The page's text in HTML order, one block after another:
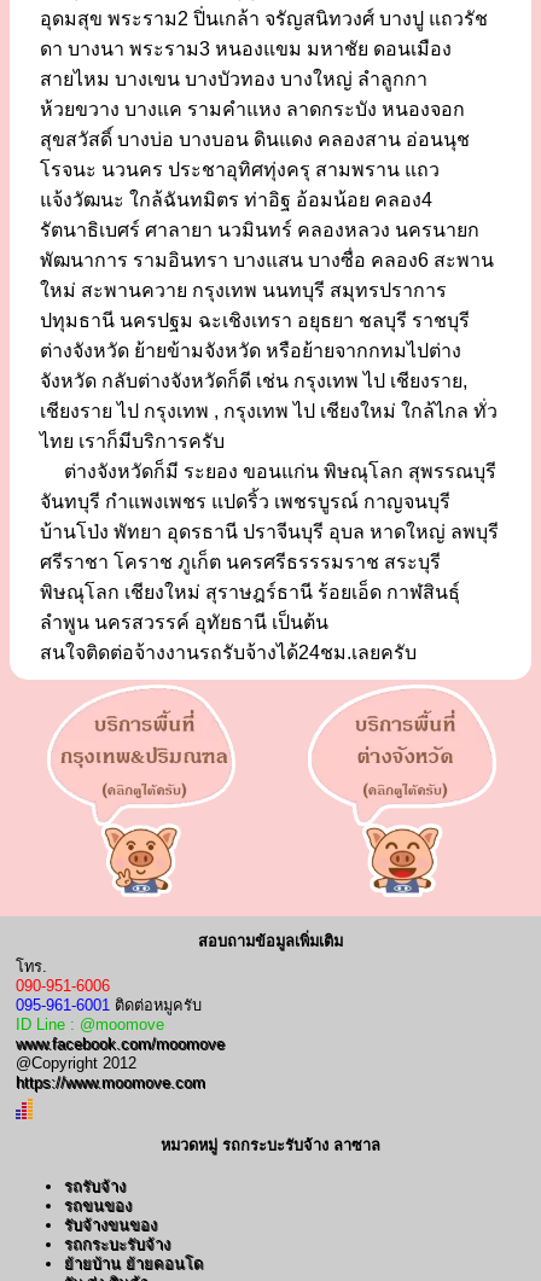
อุดมสุข พระราม2 ปิ่นเกล้า จรัญสนิทวงศ์ บางปู แถวรัช
ดา บางนา พระราม3 หนองแขม มหาชัย ดอนเมือง
สายไหม บางเขน บางบัวทอง บางใหญ่ ลำลูกกา
ห้วยขวาง บางแค รามคำแหง ลาดกระบัง หนองจอก
สุขสวัสดิ์ บางบ่อ บางบอน ดินแดง คลองสาน อ่อนนุช
โรจนะ นวนคร ประชาอุทิศทุ่งครุ สามพราน แถว
แจ้งวัฒนะ ใกล้ฉันทมิตร ท่าอิฐ อ้อมน้อย คลอง4
รัตนาธิเบศร์ ศาลายา นวมินทร์ คลองหลวง นครนายก
พัฒนาการ รามอินทรา บางแสน บางซื่อ คลอง6 สะพาน
ใหม่ สะพานควาย กรุงเทพ นนทบุรี สมุทรปราการ
ปทุมธานี นครปฐม ฉะเชิงเทรา อยุธยา ชลบุรี ราชบุรี
ต่างจังหวัด ย้ายข้ามจังหวัด หรือย้ายจากกทมไปต่าง
จังหวัด กลับต่างจังหวัดก็ดี เช่น กรุงเทพ ไป เชียงราย,
เชียงราย ไป กรุงเทพ , กรุงเทพ ไป เชียงใหม่ ใกล้ไกล ทั่ว
ไทย เราก็มีบริการครับ
ต่างจังหวัดก็มี ระยอง ขอนแก่น พิษณุโลก สุพรรณบุรี
จันทบุรี กำแพงเพชร แปดริ้ว เพชรบูรณ์ กาญจนบุรี
บ้านโป่ง พัทยา อุดรธานี ปราจีนบุรี อุบล หาดใหญ่ ลพบุรี
ศรีราชา โคราช ภูเก็ต นครศรีธรรรมราช สระบุรี
พิษณุโลก เชียงใหม่ สุราษฎร์ธานี ร้อยเอ็ด กาฬสินธุ์
ลำพูน นครสวรรค์ อุทัยธานี เป็นต้น
สนใจติดต่อจ้างงานรถรับจ้างได้24ชม.เลยครับ
สอบถามข้อมูลเพิ่มเติม
โทร.
090-951-6006
095-961-6001 ติดต่อหมูครับ
ID Line : @moomove
www.facebook.com/moomove
@Copyright 2012
https://www.moomove.com
หมวดหมู่ รถกระบะรับจ้าง ลาซาล
รถรับจ้าง
รถขนของ
รับจ้างขนของ
รถกระบะรับจ้าง
ย้ายบ้าน ย้ายคอนโด